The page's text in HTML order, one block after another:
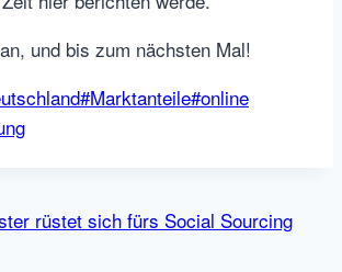
und bis zum nächsten Mal!
#Marktanteile#online
rüstet sich fürs Social Sourcing